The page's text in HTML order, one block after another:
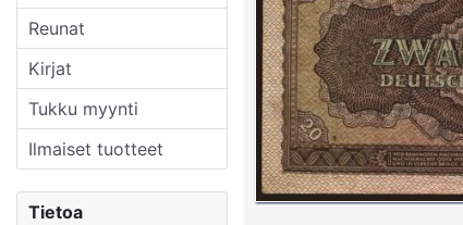
Reunat
Kirjat
Tukku myynti
Ilmaiset tuotteet
Tietoa